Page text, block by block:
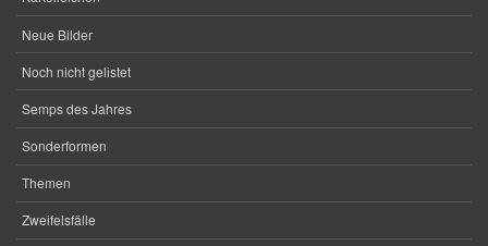
Neue Bilder
Noch nicht gelistet
Semps des Jahres
Sonderformen
Themen
Zweifelsfälle